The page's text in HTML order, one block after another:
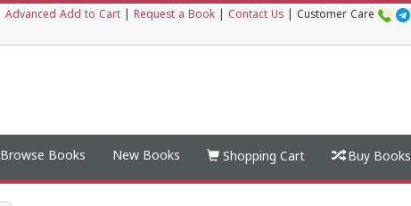
Advanced Add to Cart Request a Book Contact Us Customer Care
Browse Books New Books Shopping Cart Buy Books